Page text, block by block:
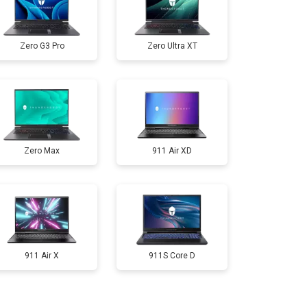
2300 ₽ Заказать
3300 ₽ Заказать
3800 ₽ Заказать
1500 ₽ Заказать
2900 ₽ Заказать
1200 ₽
Zero G3 Pro Zero Ultra XT
Zero Max 911 Air XD
911 Air X 911S Core D